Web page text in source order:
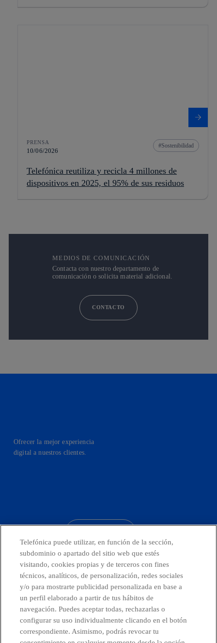
PRENSA
10/06/2026
Sostenibilidad
Telefónica reutiliza y recicla 4 millones de
dispositivos en 2025, el 95% de sus residuos
MEDIOS DE COMUNICACIÓN
Contacta con nuestro departamento de
comunicación o solicita material adicional.
CONTACTO
Ofrecer la mejor experiencia
digital a nuestros clientes.
Países y Unidades emergentes
Canal de Denuncias
Centro Global Transparencia
Telefónica puede utilizar, en función de la sección,
subdominio o apartado del sitio web que estés
visitando, cookies propias y de terceros con fines
técnicos, analíticos, de personalización, redes sociales
y/o para mostrarte publicidad personalizada en base a
un perfil elaborado a partir de tus hábitos de
navegación. Puedes aceptar todas, rechazarlas o
configurar su uso individualmente clicando en el botón
correspondiente. Asimismo, podrás revocar tu